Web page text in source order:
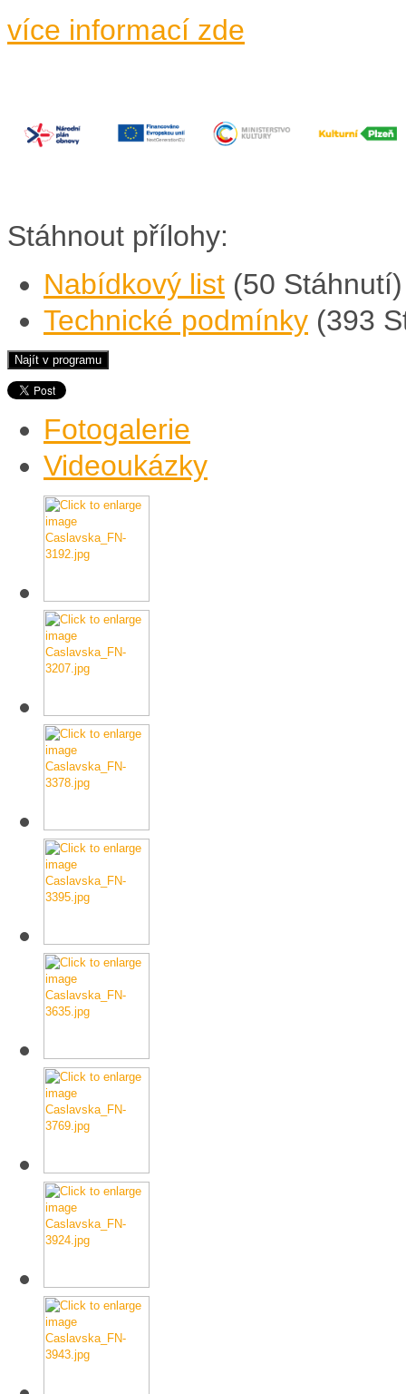
více informací zde
Stáhnout přílohy:
Nabídkový list (50 Stáhnutí)
Technické podmínky (393
Fotogalerie
Videoukázky